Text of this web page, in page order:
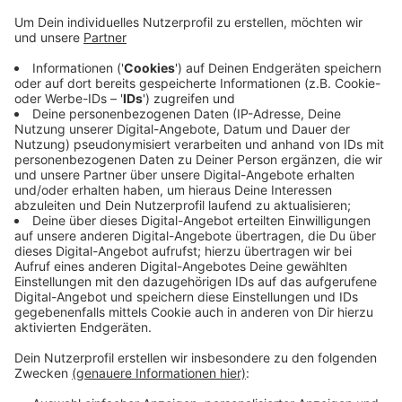
Landgericht den 24-jährigen Wittener verurteilt - unter
sexuellen Ausbeutung und des Besitzes von
Kinderpornografie.
Die Anklage hatte dem Mann vorgeworfen,
Jugendliche und junge Erwachsene zu Sextreffen
gegen Bezahlung vermittelt zu haben. Von dem Geld
soll er auch einen Teil kassiert haben. Mit dem Urteil
blieb die Kammer ein Jahr unter der Forderung der
Anklage. Die Verteidigung hatte auf eine
Bewährungsstrafe plädiert.
Anzeige